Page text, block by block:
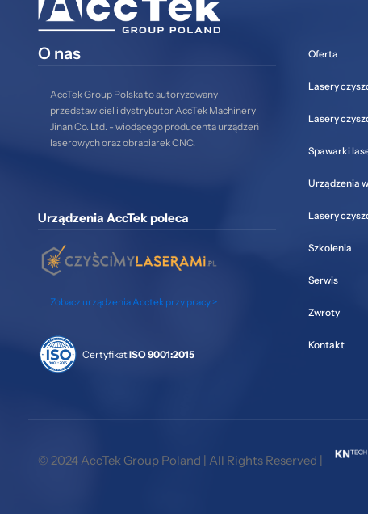
O nas
AccTek Group Polska to autoryzowany
przedstawiciel i dystrybutor AccTek Machinery
Jinan Co. Ltd. - wiodącego producenta urządzeń
laserowych oraz obrabiarek CNC.
Urządzenia AccTek poleca
Zobacz urządzenia Acctek przy pracy >
CertyfikatISO 9001:2015
Oferta
Lasery
Lasery
Spawarki
Urządzenia
Lasery
Szkolenia
Serwis
Zwroty
Kontakt
© 2024 AccTek Group Poland | All Rights Reserved |